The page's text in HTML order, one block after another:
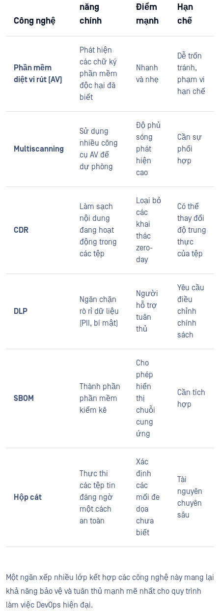
Công nghệ
năng
chính
Điểm
mạnh
Hạn
chế
Phần mềm
diệt vi rút (AV)
Phát hiện
các chữ ký
phần mềm
độc hại đã
biết
Nhanh
và nhẹ
Dễ trốn
tránh,
phạm vi
hạn chế
Multiscanning
Sử dụng
nhiều công
cụ AV để
dự phòng
Độ phủ
sóng
phát
hiện
cao
Cần sự
phối
hợp
CDR
Làm sạch
nội dung
đang hoạt
động trong
các tệp
Loại bỏ
các
khai
thác
zero-
day
Có thể
thay đổi
độ trung
thực
của tệp
DLP
Ngăn chặn
rò rỉ dữ liệu
(PII, bí mật)
Người
hỗ trợ
tuân
thủ
Yêu cầu
điều
chỉnh
chính
sách
SBOM
Thành phần
phần mềm
kiểm kê
Cho
phép
hiển
thị
chuỗi
cung
ứng
Cần tích
hợp
Hộp cát
Thực thi
các tệp tin
đáng ngờ
một cách
an toàn
Xác
định
các
mối đe
dọa
chưa
biết
Tài
nguyên
chuyên
sâu
Một ngăn xếp nhiều lớp kết hợp các công nghệ này mang lại
khả năng bảo vệ và tuân thủ mạnh mẽ nhất cho quy trình
làm việc DevOps hiện đại.